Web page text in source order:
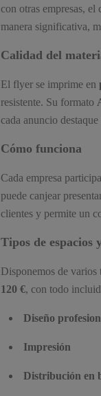
con otras empresas,
manera significativa,
Calidad del
El flyer se imprime en
resistente. Su formato
cada anuncio
Cómo funciona
Cada empresa
puede canjear
clientes y permite un
Tipos de espacios
Disponemos de varios
120 €, con todo
Diseño
Impresión
Distribución en